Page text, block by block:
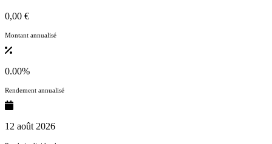
0,00 €
Montant annualisé
0.00%
Rendement annualisé
12 août 2026